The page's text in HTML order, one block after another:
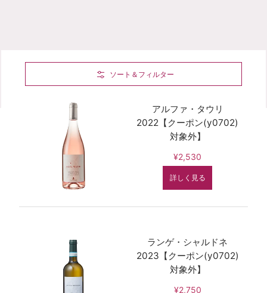
ソート＆フィルター
アルファ・タウリ
2022【クーポン(y0702)
対象外】
¥2,530
詳しく見る
ランゲ・シャルドネ
2023【クーポン(y0702)
対象外】
¥2,750